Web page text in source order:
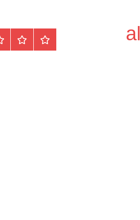
الرئيسية